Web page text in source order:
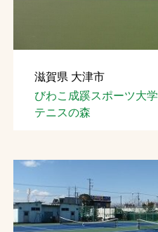
滋賀県 大津市
びわこ成蹊スポーツ大学
テニスの森